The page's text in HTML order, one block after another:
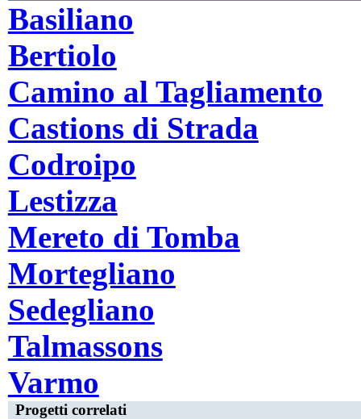
Basiliano
Bertiolo
Camino al Tagliamento
Castions di Strada
Codroipo
Lestizza
Mereto di Tomba
Mortegliano
Sedegliano
Talmassons
Varmo
Progetti correlati